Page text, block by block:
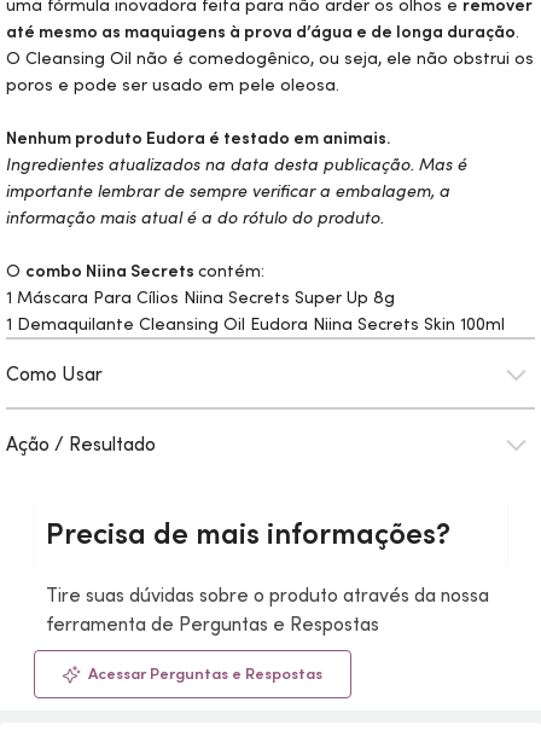
uma fórmula inovadora feita para não arder os olhos e remover
até mesmo as maquiagens à prova d’água e de longa duração.
O Cleansing Oil não é comedogênico, ou seja, ele não obstrui os
poros e pode ser usado em pele oleosa.
Nenhum produto Eudora é testado em animais.
Ingredientes atualizados na data desta publicação. Mas é
importante lembrar de sempre verificar a embalagem, a
informação mais atual é a do rótulo do produto.
O combo Niina Secrets contém:
1 Máscara Para Cílios Niina Secrets Super Up 8g
1 Demaquilante Cleansing Oil Eudora Niina Secrets Skin 100ml
Como Usar
Ação / Resultado
Precisa de mais informações?
Tire suas dúvidas sobre o produto através da nossa
ferramenta de Perguntas e Respostas
Acessar Perguntas e Respostas